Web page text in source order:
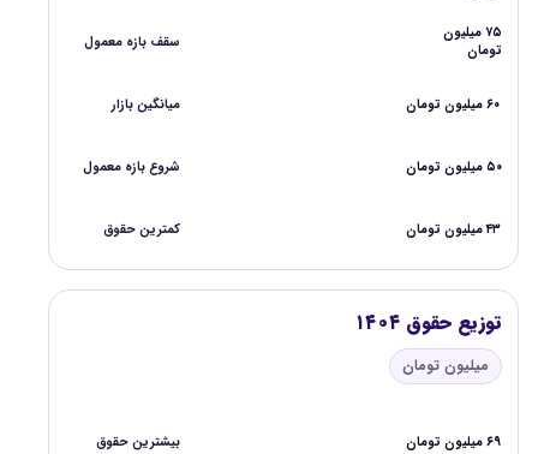
سقف بازه معمول
۷۵ میلیون
تومان
میانگین بازار ۶۰ میلیون تومان
شروع بازه معمول ۵۰ میلیون تومان
کمترین حقوق ۴۳ میلیون تومان
توزیع حقوق ۱۴۰۴
میلیون تومان
بیشترین حقوق ۶۹ میلیون تومان